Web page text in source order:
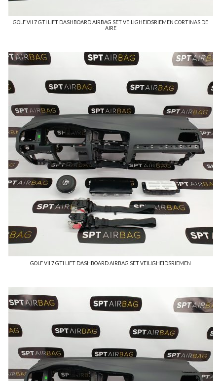
GOLF VII 7 GTI LIFT DASHBOARD AIRBAG SET VEILIGHEIDSRIEMEN CORTINAS DE
AIRE
GOLF VII 7 GTI LIFT DASHBOARD AIRBAG SET VEILIGHEIDSRIEMEN